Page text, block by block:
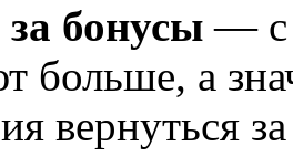
бонусы — с
больше, а
вернуться